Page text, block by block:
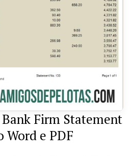
Firm Statement
Word e PDF